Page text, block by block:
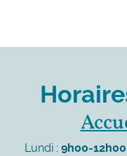
Lundi : 9h00-12h00